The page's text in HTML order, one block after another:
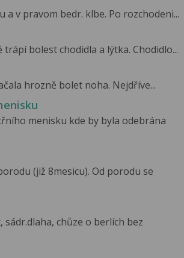
v pravom bedr. klbe. Po rozchodeni...
trápí bolest chodidla a lýtka. Chodidlo...
hrozně bolet noha. Nejdříve...
menisku kde by byla odebrána
(již 8mesicu). Od porodu se
chůze o berlích bez